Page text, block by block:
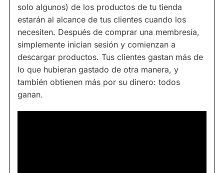
solo algunos) de los productos de tu tienda
estarán al alcance de tus clientes cuando los
necesiten. Después de comprar una membresía,
simplemente inician sesión y comienzan a
descargar productos. Tus clientes gastan más de
lo que hubieran gastado de otra manera, y
también obtienen más por su dinero: todos
ganan.